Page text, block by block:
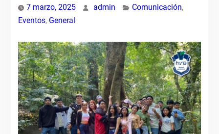
7 marzo, 2025 admin Comunicación,
Eventos, General